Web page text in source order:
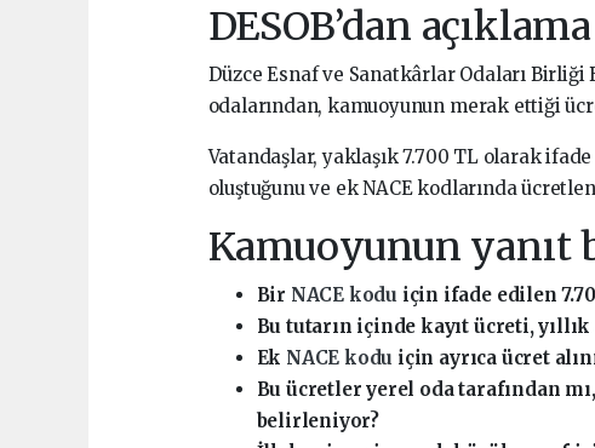
DESOB’dan
Düzce Esnaf ve Sanatkârlar Odaları Birliği
odalarından, kamuoyunun merak ettiği
Vatandaşlar, yaklaşık 7.700 TL olarak
oluştuğunu ve ek NACE kodlarında
Kamuoyunun yanıt
Bir NACE kodu için ifade edilen
Bu tutarın içinde kayıt ücreti,
Ek NACE kodu için ayrıca ücret
Bu ücretler yerel oda tarafından
belirleniyor?